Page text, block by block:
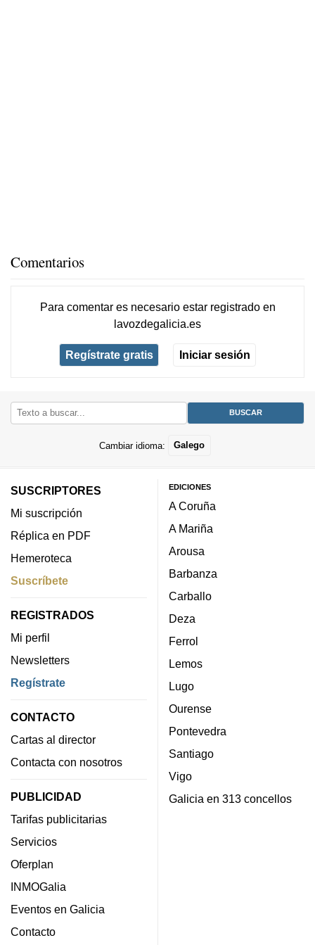
Comentarios
Para comentar es necesario estar registradoen
lavozdegalicia.es
Regístrate gratis Iniciar sesión
Cambiar idioma: Galego
SUSCRIPTORES
Mi suscripción
Réplica en PDF
Hemeroteca
Suscríbete
REGISTRADOS
Mi perfil
Newsletters
Regístrate
CONTACTO
Cartas al director
Contacta con nosotros
PUBLICIDAD
Tarifas publicitarias
Servicios
Oferplan
INMOGalia
Eventos en Galicia
Contacto
EDICIONES
A Coruña
A Mariña
Arousa
Barbanza
Carballo
Deza
Ferrol
Lemos
Lugo
Ourense
Pontevedra
Santiago
Vigo
Galicia en 313 concellos